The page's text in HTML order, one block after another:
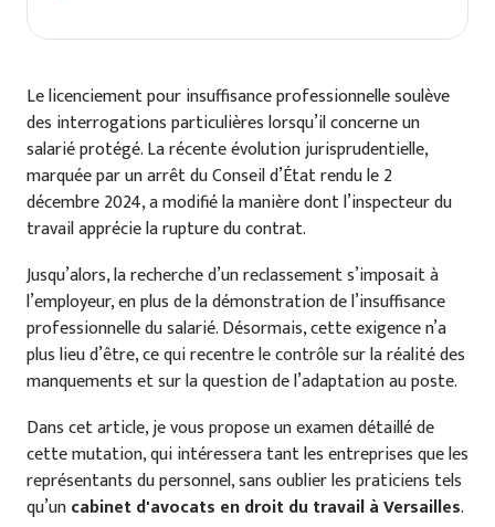
Le licenciement pour insuffisance professionnelle soulève
des interrogations particulières lorsqu’il concerne un
salarié protégé. La récente évolution jurisprudentielle,
marquée par un arrêt du Conseil d’État rendu le 2
décembre 2024, a modifié la manière dont l’inspecteur du
travail apprécie la rupture du contrat.
Jusqu’alors, la recherche d’un reclassement s’imposait à
l’employeur, en plus de la démonstration de l’insuffisance
professionnelle du salarié. Désormais, cette exigence n’a
plus lieu d’être, ce qui recentre le contrôle sur la réalité des
manquements et sur la question de l’adaptation au poste.
Dans cet article, je vous propose un examen détaillé de
cette mutation, qui intéressera tant les entreprises que les
représentants du personnel, sans oublier les praticiens tels
qu’uncabinet d'avocats en droit du travail à Versailles.